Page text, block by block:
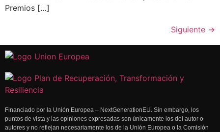
Premios […]
Siguiente →
Financiado por la Unión Europea – NextGenerationEU. Sin embargo, los
puntos de vista y las opiniones expresadas son únicamente los del autor o
autores y no reflejan necesariamente los de la Unión Europea o la Comisión